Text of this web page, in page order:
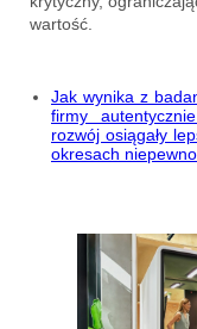
wartość.
Jak wynika z
firmy
rozwój osiągały
okresach